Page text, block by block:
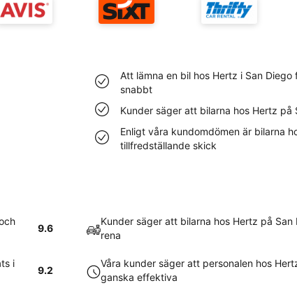
Att lämna en bil hos Hertz i San
snabbt
Kunder säger att bilarna hos Hertz
Enligt våra kundomdömen är bilarna
tillfredställande skick
9.6
Kunder säger att bilarna hos Hertz på
rena
i
9.2
Våra kunder säger att personalen hos
ganska effektiva